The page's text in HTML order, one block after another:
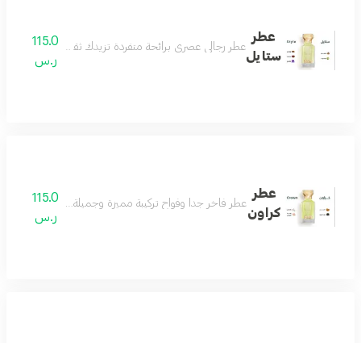
عطر
ستايل
عطر رجالي عصري برائحة متفردة تزيدك ثقة وأناقة تفوق
115.0
ر.س
عطر
كراون
عطر فاخر جداً وفواح تركيبة مميزة وجميلة جداً تناسب اغلب
115.0
ر.س